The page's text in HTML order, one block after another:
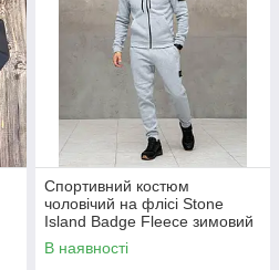
Спортивний костюм
чоловічий на флісі Stone
Island Badge Fleece зимовий
худі штани стон айленд сірий
В наявності